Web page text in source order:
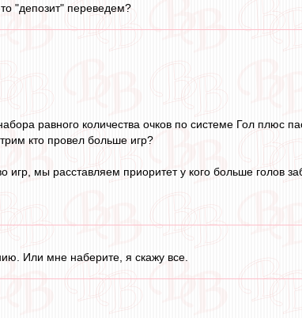
"депозит" переведем?
равного количества очков по системе Гол плюс
кто провел больше игр?
игр, мы расставляем приоритет у кого больше голов
Или мне наберите, я скажу все.